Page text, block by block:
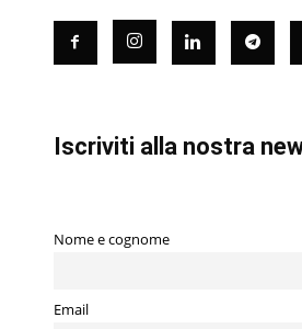
Iscriviti alla nostra
Nome e cognome
Email